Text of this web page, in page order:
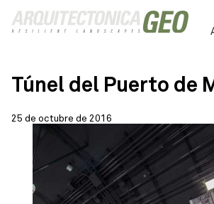
Túnel del Puerto de
25 de octubre de 2016